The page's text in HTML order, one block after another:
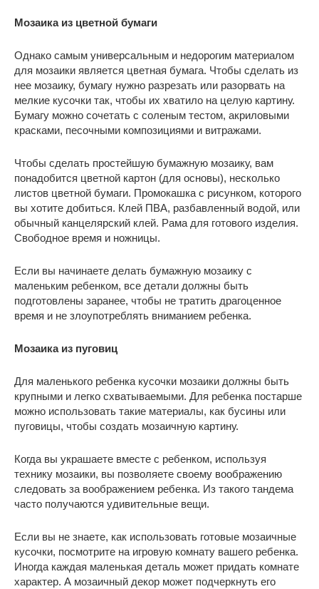
Мозаика из цветной бумаги
Однако самым универсальным и недорогим материалом
для мозаики является цветная бумага. Чтобы сделать из
нее мозаику, бумагу нужно разрезать или разорвать на
мелкие кусочки так, чтобы их хватило на целую картину.
Бумагу можно сочетать с соленым тестом, акриловыми
красками, песочными композициями и витражами.
Чтобы сделать простейшую бумажную мозаику, вам
понадобится цветной картон (для основы), несколько
листов цветной бумаги. Промокашка с рисунком, которого
вы хотите добиться. Клей ПВА, разбавленный водой, или
обычный канцелярский клей. Рама для готового изделия.
Свободное время и ножницы.
Если вы начинаете делать бумажную мозаику с
маленьким ребенком, все детали должны быть
подготовлены заранее, чтобы не тратить драгоценное
время и не злоупотреблять вниманием ребенка.
Мозаика из пуговиц
Для маленького ребенка кусочки мозаики должны быть
крупными и легко схватываемыми. Для ребенка постарше
можно использовать такие материалы, как бусины или
пуговицы, чтобы создать мозаичную картину.
Когда вы украшаете вместе с ребенком, используя
технику мозаики, вы позволяете своему воображению
следовать за воображением ребенка. Из такого тандема
часто получаются удивительные вещи.
Если вы не знаете, как использовать готовые мозаичные
кусочки, посмотрите на игровую комнату вашего ребенка.
Иногда каждая маленькая деталь может придать комнате
характер. А мозаичный декор может подчеркнуть его